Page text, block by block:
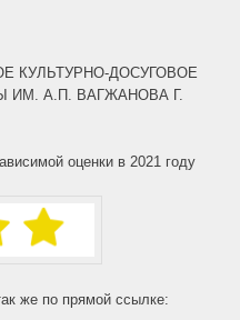
КУЛЬТУРНО-ДОСУГОВОЕ
ИМ. А.П. ВАГЖАНОВА Г.
оценки в 2021 году
же по прямой ссылке: